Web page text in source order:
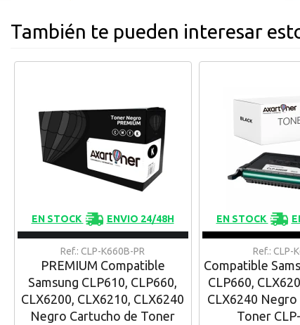
También te pueden interesar
EN STOCK ENVIO 24/48H
Ref.: CLP-K660B-PR
PREMIUM Compatible
Samsung CLP610, CLP660,
CLX6200, CLX6210, CLX6240
Negro Cartucho de Toner
EN STOCK
Ref.: CLP-
Compatible
CLP660,
CLX6240
Toner